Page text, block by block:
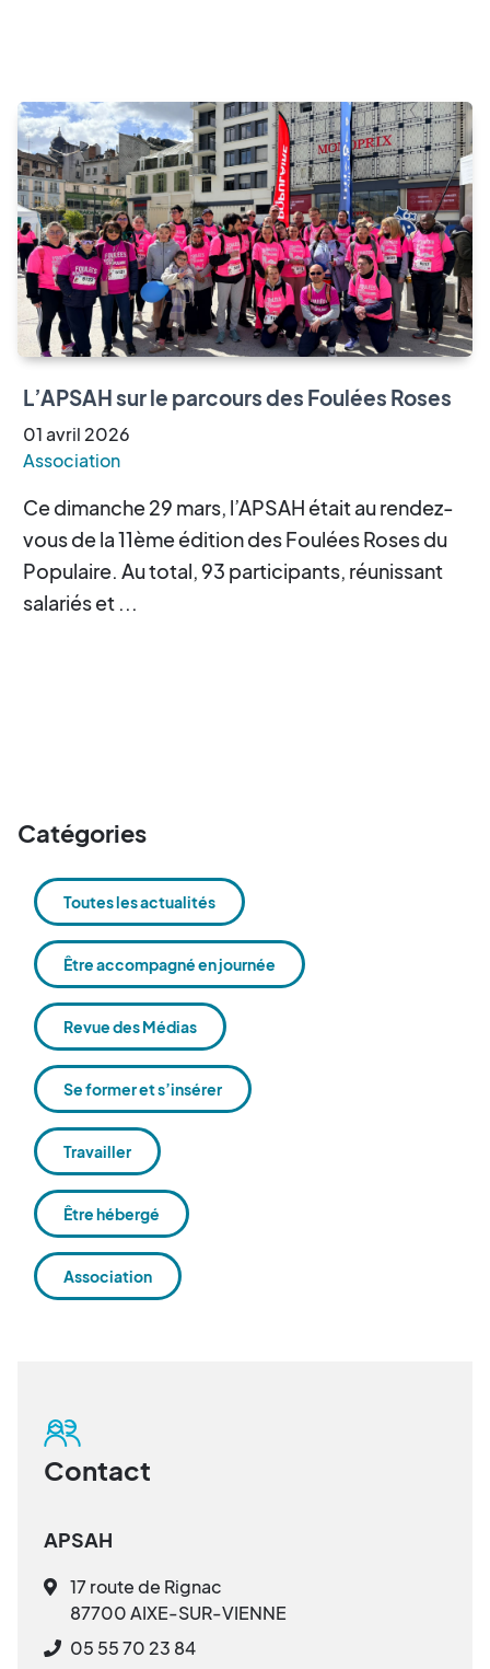
L’APSAH sur le parcours des Foulées Roses
01avril 2026
Association
Ce dimanche 29 mars, l’APSAH était au rendez-
vous de la 11ème édition des Foulées Roses du
Populaire. Au total, 93 participants, réunissant
salariés et ...
Catégories
Toutes les actualités
Être accompagné en journée
Revue des Médias
Se former et s’insérer
Travailler
Être hébergé
Association
Contact
APSAH
17 route de Rignac
87700 AIXE-SUR-VIENNE
05 55 70 23 84